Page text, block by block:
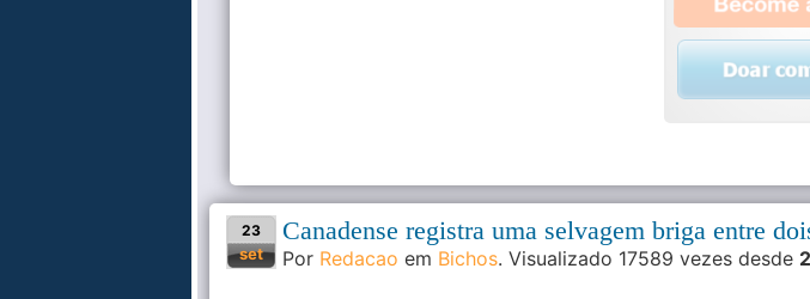
23
set
Canadense registra uma selvagem briga entre
Por Redacao em Bichos. Visualizado 17589 vezes desde